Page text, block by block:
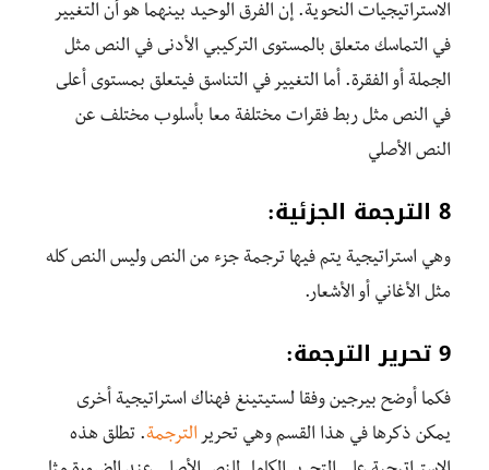
الاستراتيجيات النحوية. إن الفرق الوحيد بينهما هو أن التغيير
في التماسك متعلق بالمستوى التركيبي الأدنى في النص مثل
الجملة أو الفقرة. أما التغيير في التناسق فيتعلق بمستوى أعلى
في النص مثل ربط فقرات مختلفة معا بأسلوب مختلف عن
النص الأصلي
8 الترجمة الجزئية:
وهي استراتيجية يتم فيها ترجمة جزء من النص وليس النص كله
مثل الأغاني أو الأشعار.
9 تحرير الترجمة:
فكما أوضح بيرجين وفقا لستيتينغ فهناك استراتيجية أخرى
يمكن ذكرها في هذا القسم وهي تحرير الترجمة. تطلق هذه